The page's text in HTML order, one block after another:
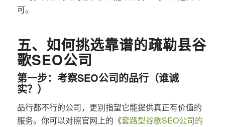
可。
五、如何挑选靠谱的疏勒县谷
歌SEO公司
第一步：考察SEO公司的品行（谁诚
实？）
品行都不行的公司，更别指望它能提供真正有价值的
服务。你可以对照官网上的《套路型谷歌SEO公司的